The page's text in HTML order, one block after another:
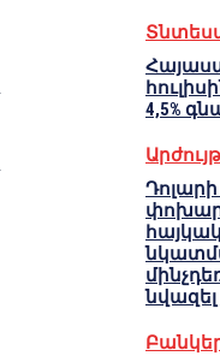
4,5%
Դոլարի
նվազել